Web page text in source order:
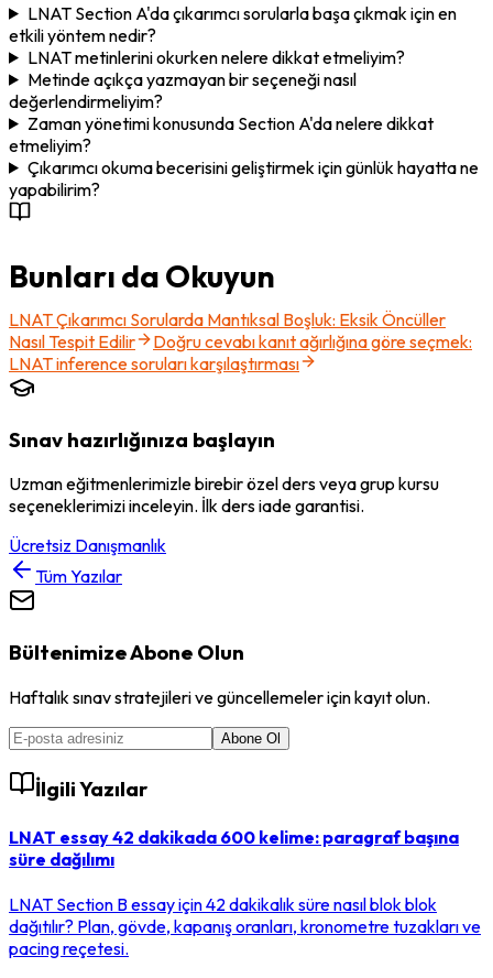
LNAT Section A'da çıkarımcı sorularla başa çıkmak için en
etkili yöntem nedir?
LNAT metinlerini okurken nelere dikkat etmeliyim?
Metinde açıkça yazmayan bir seçeneği nasıl
değerlendirmeliyim?
Zaman yönetimi konusunda Section A'da nelere dikkat
etmeliyim?
Çıkarımcı okuma becerisini geliştirmek için günlük hayatta ne
yapabilirim?
Bunları da Okuyun
LNAT Çıkarımcı Sorularda Mantıksal Boşluk: Eksik Öncüller
Nasıl Tespit Edilir
Doğru cevabı kanıt ağırlığına göre seçmek:
LNAT inference soruları karşılaştırması
Sınav hazırlığınıza başlayın
Uzman eğitmenlerimizle birebir özel ders veya grup kursu
seçeneklerimizi inceleyin. İlk ders iade garantisi.
Ücretsiz Danışmanlık
Tüm Yazılar
Bültenimize Abone Olun
Haftalık sınav stratejileri ve güncellemeler için kayıt olun.
Abone Ol
İlgili Yazılar
LNAT essay 42 dakikada 600 kelime: paragraf başına
süre dağılımı
LNAT Section B essay için 42 dakikalık süre nasıl blok blok
dağıtılır? Plan, gövde, kapanış oranları, kronometre tuzakları ve
pacing reçetesi.